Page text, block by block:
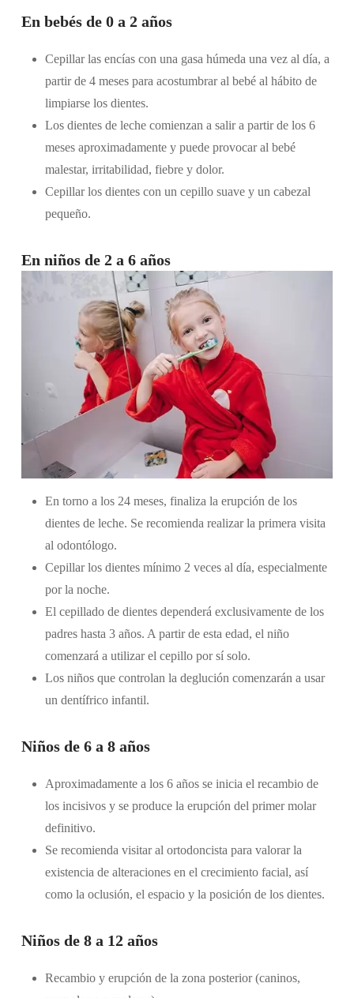
En bebés de 0 a 2 años
Cepillar las encías con una gasa húmeda una vez al día, a
partir de 4 meses para acostumbrar al bebé al hábito de
limpiarse los dientes.
Los dientes de leche comienzan a salir a partir de los 6
meses aproximadamente y puede provocar al bebé
malestar, irritabilidad, fiebre y dolor.
Cepillar los dientes con un cepillo suave y un cabezal
pequeño.
En niños de 2 a 6 años
En torno a los 24 meses, finaliza la erupción de los
dientes de leche. Se recomienda realizar la primera visita
al odontólogo.
Cepillar los dientes mínimo 2 veces al día, especialmente
por la noche.
El cepillado de dientes dependerá exclusivamente de los
padres hasta 3 años. A partir de esta edad, el niño
comenzará a utilizar el cepillo por sí solo.
Los niños que controlan la deglución comenzarán a usar
un dentífrico infantil.
Niños de 6 a 8 años
Aproximadamente a los 6 años se inicia el recambio de
los incisivos y se produce la erupción del primer molar
definitivo.
Se recomienda visitar al ortodoncista para valorar la
existencia de alteraciones en el crecimiento facial, así
como la oclusión, el espacio y la posición de los dientes.
Niños de 8 a 12 años
Recambio y erupción de la zona posterior (caninos,